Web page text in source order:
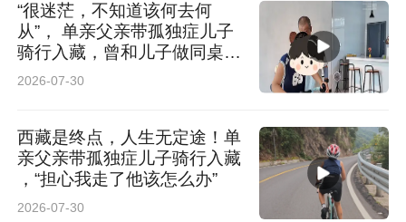
“很迷茫，不知道该何去何
从”， 单亲父亲带孤独症儿子
骑行入藏，曾和儿子做同桌陪
读
2026-07-30
西藏是终点，人生无定途！单
亲父亲带孤独症儿子骑行入藏
，“担心我走了他该怎么办”
2026-07-30